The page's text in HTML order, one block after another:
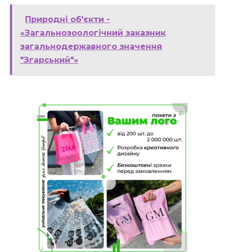
Природні об'єкти -
«Загальнозоологічний заказник
загальнодержавного значення
"Згарський"»